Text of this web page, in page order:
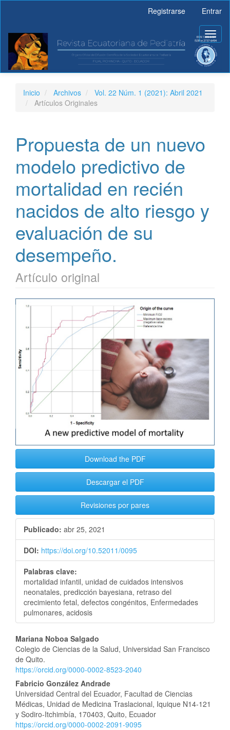
principal
Barra
lateral
Registrarse Entrar
Inicio Archivos
Vol. 22 Núm. 1 (2021): Abril 2021
Artículos Originales
Propuesta de un nuevo
modelo predictivo de
mortalidad en recién
nacidos de alto riesgo y
evaluación de su
desempeño.
Artículo original
Barra
lateral
del
artículo
Download the PDF
Descargar el PDF
Revisiones por pares
Publicado: abr 25, 2021
DOI: https://doi.org/10.52011/0095
Palabras clave:
mortalidad infantil, unidad de cuidados intensivos
neonatales, predicción bayesiana, retraso del
crecimiento fetal, defectos congénitos, Enfermedades
pulmonares, acidosis
Contenido
principal
del
artículo
Mariana Noboa Salgado
Colegio de Ciencias de la Salud, Universidad San Francisco
de Quito.
https://orcid.org/0000-0002-8523-2040
Fabricio González Andrade
Universidad Central del Ecuador, Facultad de Ciencias
Médicas, Unidad de Medicina Traslacional, Iquique N14-121
y Sodiro-Itchimbía, 170403, Quito, Ecuador
https://orcid.org/0000-0002-2091-9095